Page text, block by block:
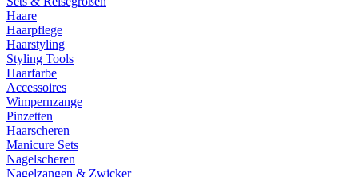
Haare
Haarpflege
Haarstyling
Styling Tools
Haarfarbe
Accessoires
Wimpernzange
Pinzetten
Haarscheren
Manicure Sets
Nagelscheren
Nagelzangen & Zwicker